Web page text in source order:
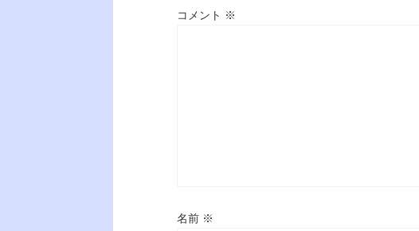
コメント ※
名前 ※